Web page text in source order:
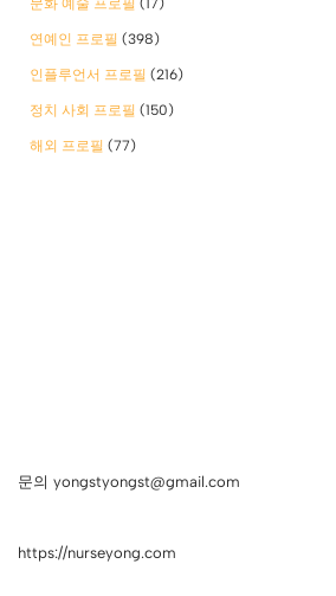
문화 예술 프로필 (17)
연예인 프로필 (398)
인플루언서 프로필 (216)
정치 사회 프로필 (150)
해외 프로필 (77)
문의 yongstyongst@gmail.com
https://nurseyong.com